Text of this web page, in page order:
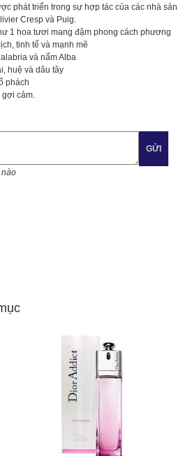
phát triển trong sự hợp tác của các nhà sản
Cresp và Puig.
1 hoa tươi mang đậm phong cách phương
tinh tế và mạnh mẽ
và nấm Alba
huệ và dâu tây
phách
gợi cảm.
GỬI
nào